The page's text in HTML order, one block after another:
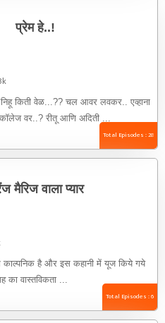
प्रेम हे..!
किती वेळ...?? चल आवर लवकर.. एव्हाना
वर..? रीतू आणि अदिती ...
Total Episodes : 28
मैरिज वाला प्यार
काल्पनिक है और इस कहानी में यूज किये गये
वास्तविकता ...
Total Episodes : 6